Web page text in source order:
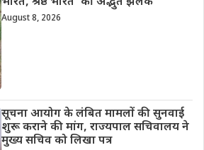
August 8, 2026
सूचना आयोग के लंबित मामलों की सुनवाई
शुरू कराने की मांग, राज्यपाल सचिवालय ने
मुख्य सचिव को लिखा पत्र